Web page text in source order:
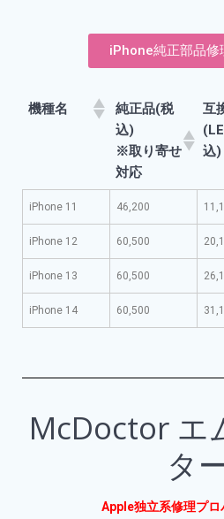
iPhone純正部品修
機種名
純正品(税
込)
※取り寄せ
対応
互
込)
iPhone 11 46,200
iPhone 12 60,500
iPhone 13 60,500
iPhone 14 60,500
McDoctor エ
タ
Apple独立系修理プロ